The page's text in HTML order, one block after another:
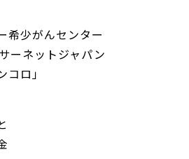
希少がんセンター
ーネットジャパン
ロ」